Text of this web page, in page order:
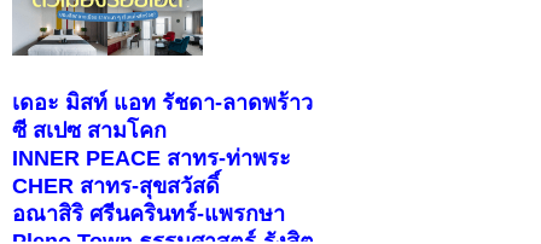
เดอะ มิสท์ แอท รัชดา-ลาดพร้าว
ซี สเปซ สามโคก
INNER PEACE สาทร-ท่าพระ
CHER สาทร-สุขสวัสดิ์
อณาสิริ ศรีนครินทร์-แพรกษา